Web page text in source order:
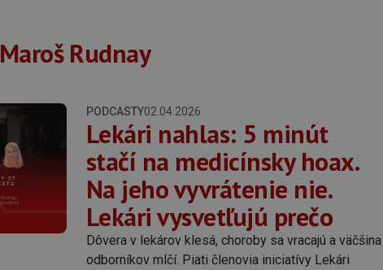
Maroš Rudnay
PODCASTY02.04.2026
Lekári nahlas: 5 minút
stačí na medicínsky hoax.
Na jeho vyvrátenie nie.
Lekári vysvetľujú prečo
Dôvera v lekárov klesá, choroby sa vracajú a väčšina
odborníkov mlčí. Piati členovia iniciatívy Lekári